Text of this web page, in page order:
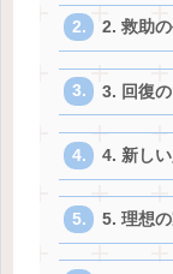
2. 救助
3. 回復
4. 新し
5. 理想